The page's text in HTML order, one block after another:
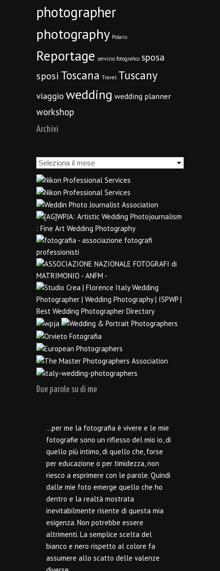
photographer
photography Polaris
Reportage servizio fotografico sposa
sposi Toscana Travel Tuscany
viaggio wedding wedding planner
workshop
Archivi
Archivi
Due parole su di me
…per me la fotografia è vivere e le mie
fotografie sono un riflesso del mio io, di
quello più intimo, di quello che, forse
per educazione o per timidezza, non
riesco a esprimere con le parole. Quindi
dalle mie foto emerge quello che ho
dentro e la realtà mostrata
inevitabilmente risente di questa mia
esigenza. Non potrebbe essere
altrimenti. La semplice scelta del
bianco e nero rispetto al colore fa
assumere allo scatto delle valenze